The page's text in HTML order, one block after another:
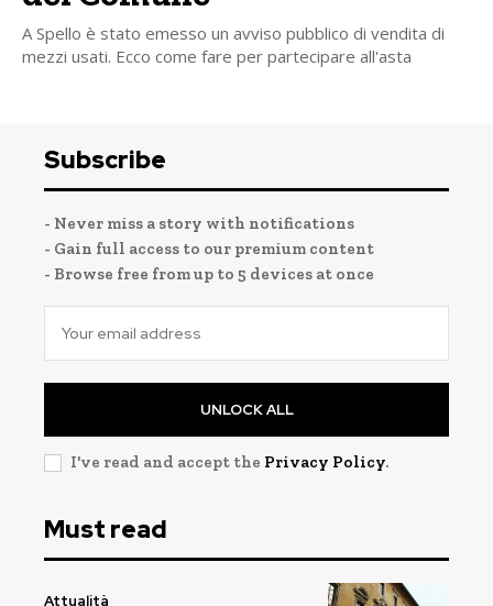
A Spello è stato emesso un avviso pubblico di vendita di
mezzi usati. Ecco come fare per partecipare all'asta
Subscribe
- Never miss a story with notifications
- Gain full access to our premium content
- Browse free from up to 5 devices at once
UNLOCK ALL
I've read and accept the Privacy Policy.
Must read
Attualità